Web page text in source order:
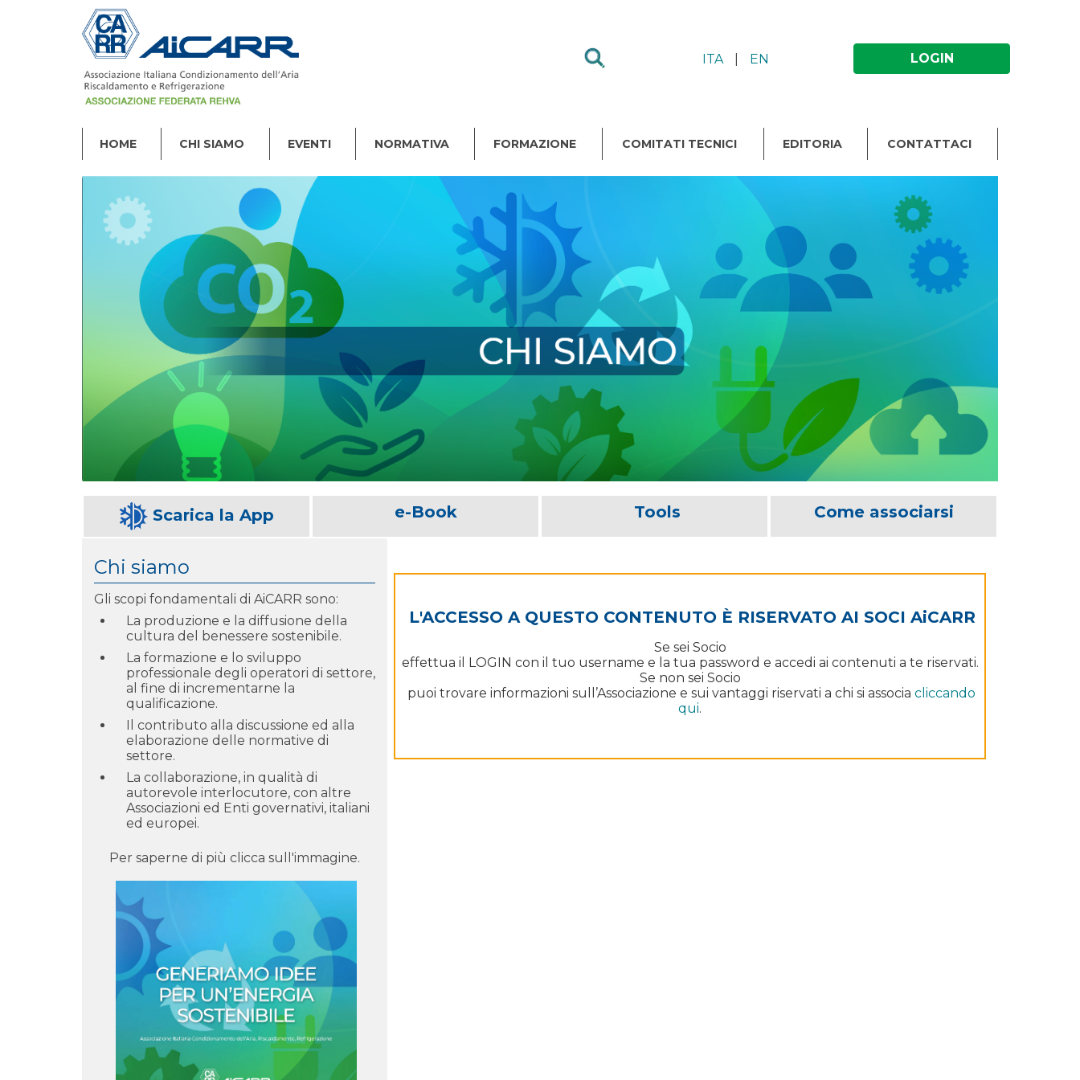
ITA EN LOGIN
HOME CHI SIAMO EVENTI NORMATIVA FORMAZIONE COMITATI TECNICI EDITORIA CONTATTACI
Scarica la App e-Book Tools Come associarsi
Chi siamo
Gli scopi fondamentali di AiCARR sono:
La produzione e la diffusione della
cultura del benessere sostenibile.
La formazione e lo sviluppo
professionale degli operatori di settore,
al fine di incrementarne la
qualificazione.
Il contributo alla discussione ed alla
elaborazione delle normative di
settore.
La collaborazione, in qualità di
autorevole interlocutore, con altre
Associazioni ed Enti governativi, italiani
ed europei.
Per saperne di più clicca sull'immagine.
L'ACCESSO A QUESTO CONTENUTO È RISERVATO AI SOCI AiCARR
Se sei Socio
effettua il LOGIN con il tuo username e la tua password e accedi ai contenuti a te riservati.
Se non sei Socio
puoi trovare informazioni sull’Associazione e sui vantaggi riservati a chi si associa cliccando
qui.